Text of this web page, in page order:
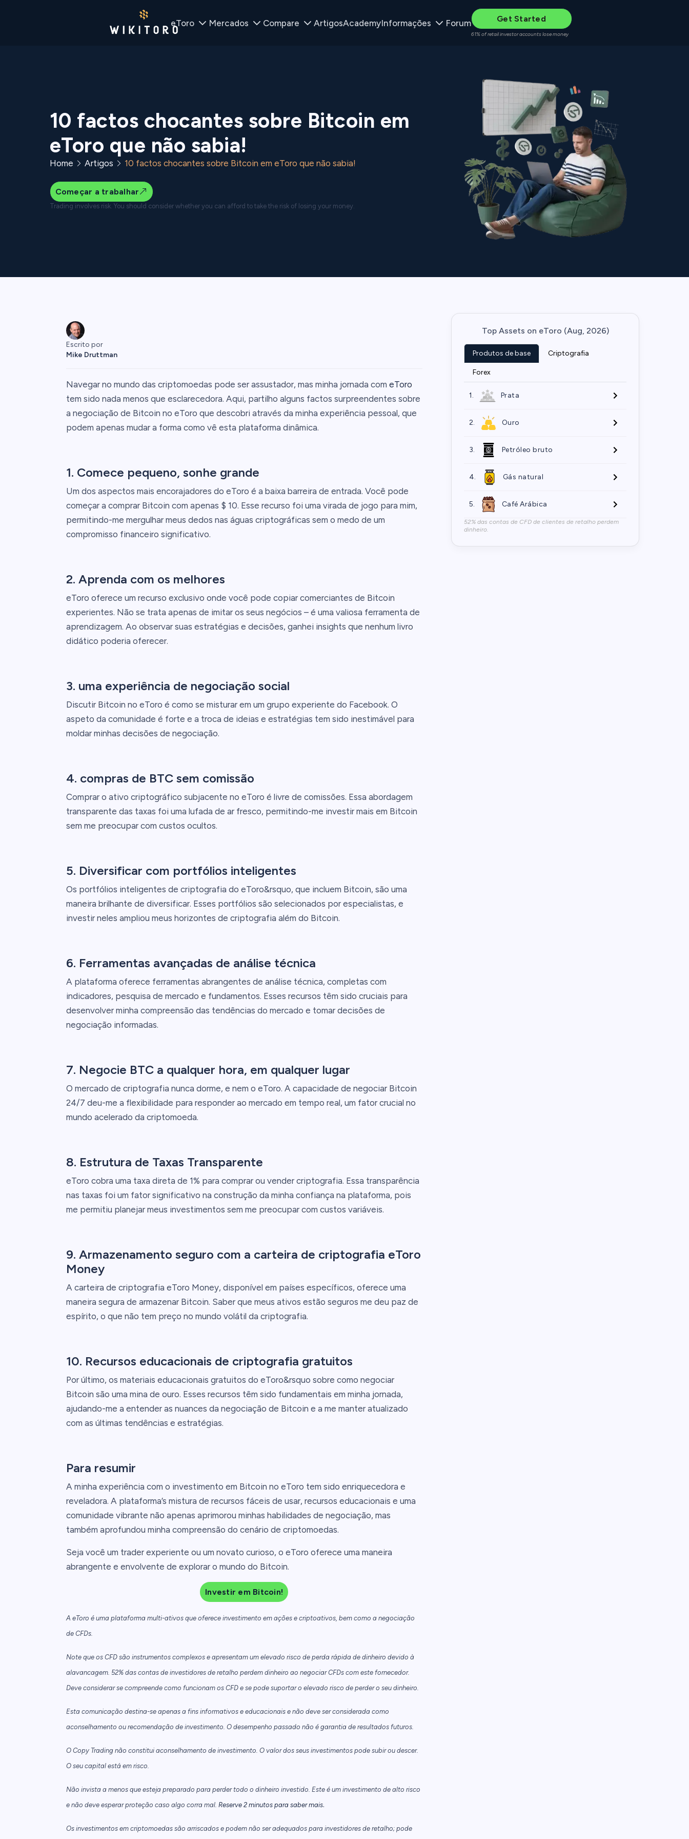
eToro Mercados Compare ArtigosAcademyInformações Forum Get Started
61% of retail investor accounts lose money
10 factos chocantes sobre Bitcoin em
eToro que não sabia!
Home Artigos 10 factos chocantes sobre Bitcoin em eToro que não sabia!
Começar a trabalhar
Trading involves risk. You should consider whether you can afford to take the risk of losing your money.
Escrito por
Mike Druttman
Navegar no mundo das criptomoedas pode ser assustador, mas minha jornada com eToro
tem sido nada menos que esclarecedora. Aqui, partilho alguns factos surpreendentes sobre
a negociação de Bitcoin no eToro que descobri através da minha experiência pessoal, que
podem apenas mudar a forma como vê esta plataforma dinâmica.
1. Comece pequeno, sonhe grande
Um dos aspectos mais encorajadores do eToro é a baixa barreira de entrada. Você pode
começar a comprar Bitcoin com apenas $ 10. Esse recurso foi uma virada de jogo para mim,
permitindo-me mergulhar meus dedos nas águas criptográficas sem o medo de um
compromisso financeiro significativo.
2. Aprenda com os melhores
eToro oferece um recurso exclusivo onde você pode copiar comerciantes de Bitcoin
experientes. Não se trata apenas de imitar os seus negócios – é uma valiosa ferramenta de
aprendizagem. Ao observar suas estratégias e decisões, ganhei insights que nenhum livro
didático poderia oferecer.
3. uma experiência de negociação social
Discutir Bitcoin no eToro é como se misturar em um grupo experiente do Facebook. O
aspeto da comunidade é forte e a troca de ideias e estratégias tem sido inestimável para
moldar minhas decisões de negociação.
4. compras de BTC sem comissão
Comprar o ativo criptográfico subjacente no eToro é livre de comissões. Essa abordagem
transparente das taxas foi uma lufada de ar fresco, permitindo-me investir mais em Bitcoin
sem me preocupar com custos ocultos.
5. Diversificar com portfólios inteligentes
Os portfólios inteligentes de criptografia do eToro&rsquo, que incluem Bitcoin, são uma
maneira brilhante de diversificar. Esses portfólios são selecionados por especialistas, e
investir neles ampliou meus horizontes de criptografia além do Bitcoin.
6. Ferramentas avançadas de análise técnica
A plataforma oferece ferramentas abrangentes de análise técnica, completas com
indicadores, pesquisa de mercado e fundamentos. Esses recursos têm sido cruciais para
desenvolver minha compreensão das tendências do mercado e tomar decisões de
negociação informadas.
7. Negocie BTC a qualquer hora, em qualquer lugar
O mercado de criptografia nunca dorme, e nem o eToro. A capacidade de negociar Bitcoin
24/7 deu-me a flexibilidade para responder ao mercado em tempo real, um fator crucial no
mundo acelerado da criptomoeda.
8. Estrutura de Taxas Transparente
eToro cobra uma taxa direta de 1% para comprar ou vender criptografia. Essa transparência
nas taxas foi um fator significativo na construção da minha confiança na plataforma, pois
me permitiu planejar meus investimentos sem me preocupar com custos variáveis.
9. Armazenamento seguro com a carteira de criptografia eToro
Money
A carteira de criptografia eToro Money, disponível em países específicos, oferece uma
maneira segura de armazenar Bitcoin. Saber que meus ativos estão seguros me deu paz de
espírito, o que não tem preço no mundo volátil da criptografia.
10. Recursos educacionais de criptografia gratuitos
Por último, os materiais educacionais gratuitos do eToro&rsquo sobre como negociar
Bitcoin são uma mina de ouro. Esses recursos têm sido fundamentais em minha jornada,
ajudando-me a entender as nuances da negociação de Bitcoin e a me manter atualizado
com as últimas tendências e estratégias.
Para resumir
A minha experiência com o investimento em Bitcoin no eToro tem sido enriquecedora e
reveladora. A plataforma’s mistura de recursos fáceis de usar, recursos educacionais e uma
comunidade vibrante não apenas aprimorou minhas habilidades de negociação, mas
também aprofundou minha compreensão do cenário de criptomoedas.
Seja você um trader experiente ou um novato curioso, o eToro oferece uma maneira
abrangente e envolvente de explorar o mundo do Bitcoin.
Investir em Bitcoin!
A eToro é uma plataforma multi-ativos que oferece investimento em ações e criptoativos, bem como a negociação
de CFDs.
Note que os CFD são instrumentos complexos e apresentam um elevado risco de perda rápida de dinheiro devido à
alavancagem. 52% das contas de investidores de retalho perdem dinheiro ao negociar CFDs com este fornecedor.
Deve considerar se compreende como funcionam os CFD e se pode suportar o elevado risco de perder o seu dinheiro.
Esta comunicação destina-se apenas a fins informativos e educacionais e não deve ser considerada como
aconselhamento ou recomendação de investimento. O desempenho passado não é garantia de resultados futuros.
O Copy Trading não constitui aconselhamento de investimento. O valor dos seus investimentos pode subir ou descer.
O seu capital está em risco.
Não invista a menos que esteja preparado para perder todo o dinheiro investido. Este é um investimento de alto risco
e não deve esperar proteção caso algo corra mal. Reserve 2 minutos para saber mais.
Os investimentos em criptomoedas são arriscados e podem não ser adequados para investidores de retalho; pode
Top Assets on eToro (Aug, 2026)
Produtos de base Criptografia
Forex
1. Prata
2. Ouro
3. Petróleo bruto
4. Gás natural
5. Café Arábica
52% das contas de CFD de clientes de retalho perdem
dinheiro.